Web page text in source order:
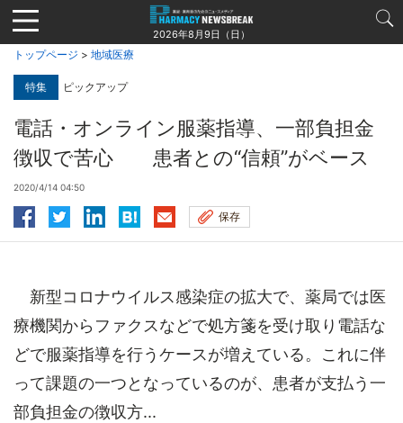
Jump
to
navigation
2026年8月9日（日）
トップページ > 地域医療
特集 ピックアップ
電話・オンライン服薬指導、一部負担金
徴収で苦心 患者との“信頼”がベース
2020/4/14 04:50
保存
新型コロナウイルス感染症の拡大で、薬局では医
療機関からファクスなどで処方箋を受け取り電話な
どで服薬指導を行うケースが増えている。これに伴
って課題の一つとなっているのが、患者が支払う一
部負担金の徴収方...